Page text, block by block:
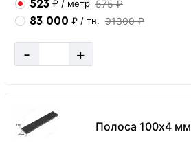
523 ₽ / метр 575 ₽
83 000 ₽ / тн. 91300 ₽
- +
Полоса 100х4 мм